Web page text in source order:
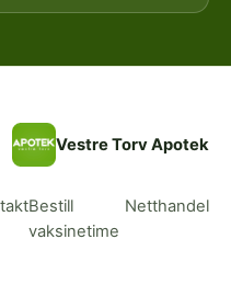
Vestre Torv Apotek
Bestill
vaksinetime
Netthandel